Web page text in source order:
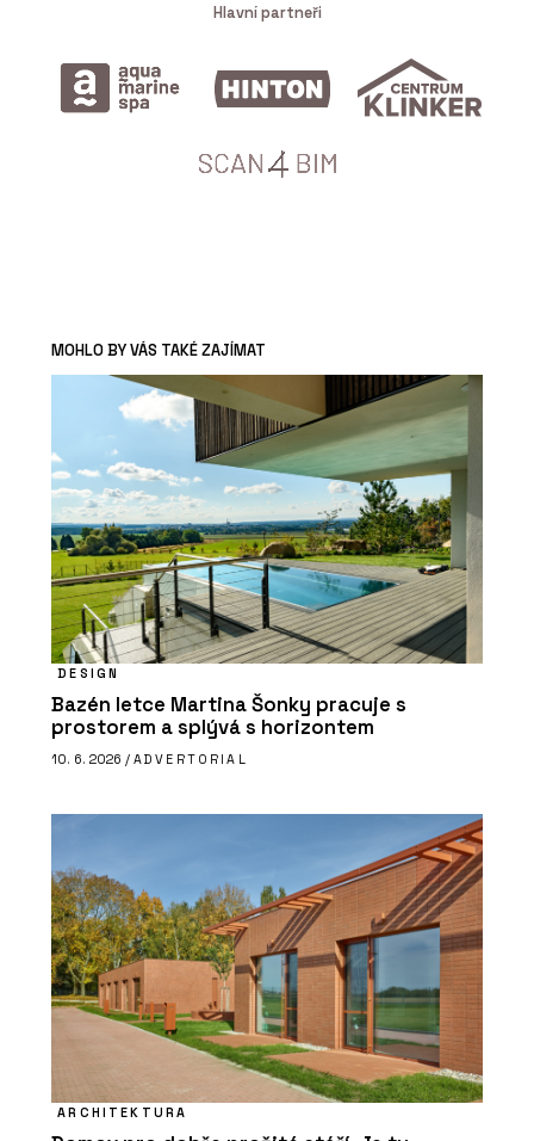
Hlavní partneři
MOHLO BY VÁS TAKÉ ZAJÍMAT
DESIGN
Bazén letce Martina Šonky pracuje s
prostorem a splývá s horizontem
10. 6. 2026 / ADVERTORIAL
ARCHITEKTURA